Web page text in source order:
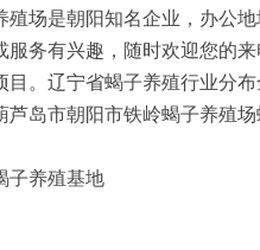
殖场是朝阳知名企业，办公
服务有兴趣，随时欢迎您的
目。辽宁省蝎子养殖行业分
芦岛市朝阳市铁岭蝎子养殖场
子养殖基地